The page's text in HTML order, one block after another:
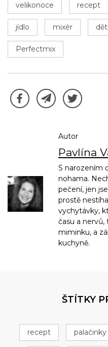
velikonoce recept
jídlo mixér
Perfectmix
Autor
Pavlína
S narozením
nohama.
pečení, jen
prostě
vychytávky,
času a
miminku, a
kuchyně.
ŠTÍTKY
recept palačinky